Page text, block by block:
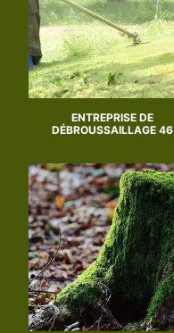
ENTREPRISE DE
DÉBROUSSAILLAGE 46